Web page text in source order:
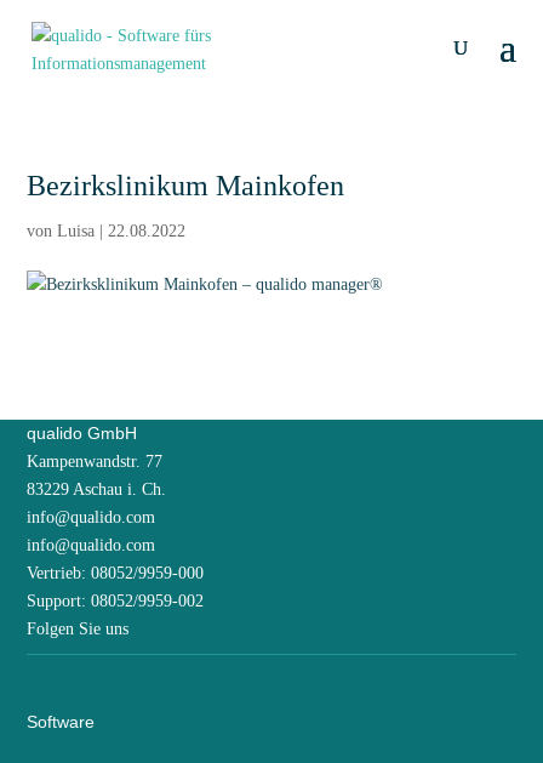
Bezirkslinikum Mainkofen
vonLuisa |22.08.2022
qualido GmbH
Kampenwandstr. 77
83229 Aschau i. Ch.
info@qualido.com
info@qualido.com
Vertrieb: 08052/9959-000
Support: 08052/9959-002
Folgen Sie uns
Software